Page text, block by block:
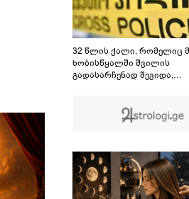
32 წლის ქალი, რომელიც
ხობისწყალში შვილის
გადასარჩენად შევიდა,